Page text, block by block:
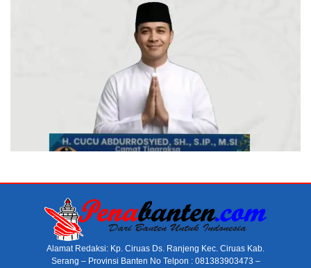
Alamat Redaksi: Kp. Ciruas Ds. Ranjeng Kec. Ciruas Kab.
Serang – Provinsi Banten No Telpon : 081383903473 –